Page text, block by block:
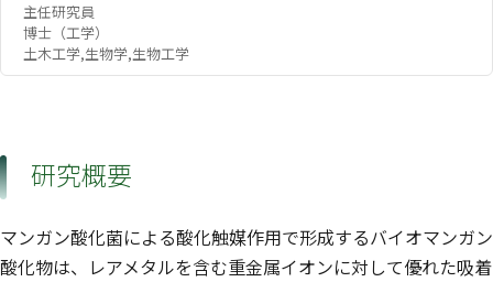
主任研究員
博士（工学）
土木工学,生物学,生物工学
研究概要
マンガン酸化菌による酸化触媒作用で形成するバイオマンガン
酸化物は、レアメタルを含む重金属イオンに対して優れた吸着